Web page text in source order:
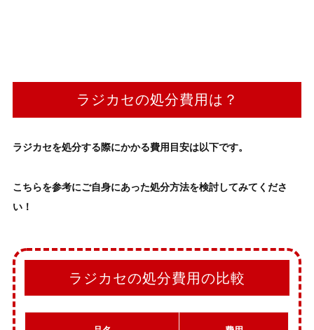
ラジカセの処分費用は？
ラジカセを処分する際にかかる費用目安は以下です。
こちらを参考にご自身にあった処分方法を検討してみてくださ
い！
ラジカセの処分費用の比較